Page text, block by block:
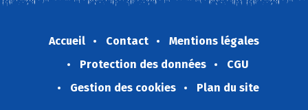
Accueil Contact
Mentions légales
Protection des données
CGU
Gestion des cookies
Plan du site